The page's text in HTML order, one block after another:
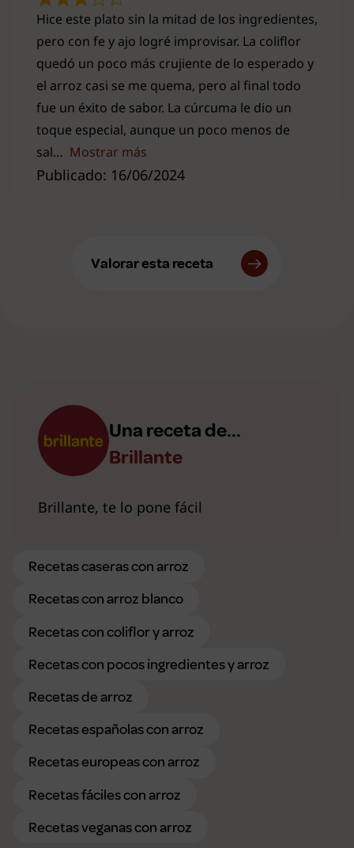
Publicado: 16/06/2024
Hice este plato sin la mitad de los ingredientes,
pero con fe y ajo logré improvisar. La coliflor
quedó un poco más crujiente de lo esperado y
el arroz casi se me quema, pero al final todo
fue un éxito de sabor. La cúrcuma le dio un
toque especial, aunque un poco menos de
sal
Mostrar más
Valorar esta receta
Una receta de...
Brillante
Brillante, te lo pone fácil
Recetas caseras con arroz
Recetas con arroz blanco
Recetas con coliflor y arroz
Recetas con pocos ingredientes y arroz
Recetas de arroz
Recetas españolas con arroz
Recetas europeas con arroz
Recetas fáciles con arroz
Recetas veganas con arroz